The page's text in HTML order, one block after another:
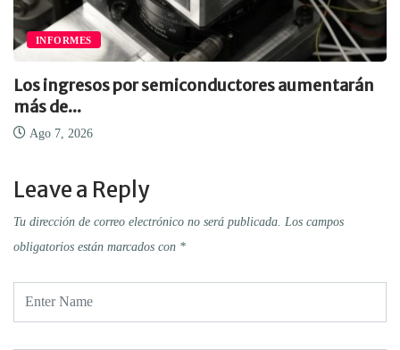
INFORMES
Los ingresos por semiconductores aumentarán
más de...
Ago 7, 2026
Leave a Reply
Tu dirección de correo electrónico no será publicada. Los campos
obligatorios están marcados con *